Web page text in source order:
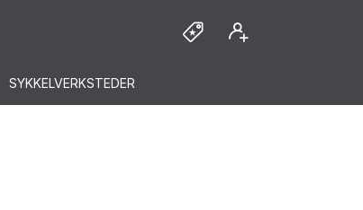
SYKKELVERKSTEDER